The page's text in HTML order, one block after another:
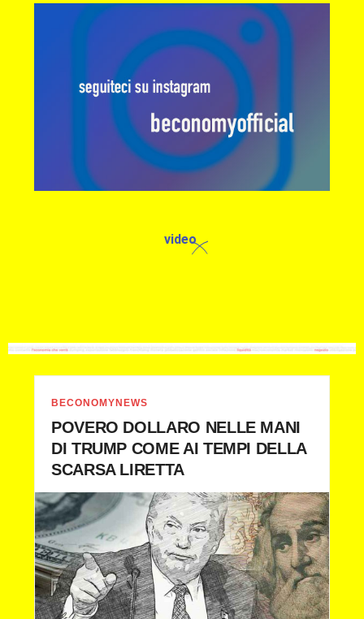
video
BECONOMYNEWS
POVERO DOLLARO NELLE MANI
DI TRUMP COME AI TEMPI DELLA
SCARSA LIRETTA